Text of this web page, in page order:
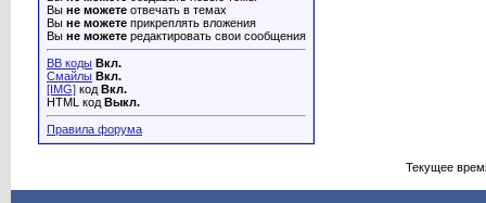
Вы не можете отвечать в темах
Вы не можете прикреплять вложения
Вы не можете редактировать свои сообщения
BB коды Вкл.
Смайлы Вкл.
[IMG] код Вкл.
HTML код Выкл.
Правила форума
Текущее